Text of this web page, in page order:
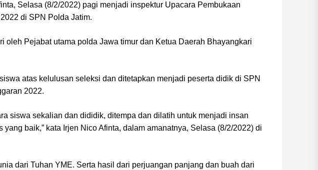
Selasa (8/2/2022) pagi menjadi inspektur Upacara Pembukaan
di SPN Polda Jatim.
Pejabat utama polda Jawa timur dan Ketua Daerah Bhayangkari
atas kelulusan seleksi dan ditetapkan menjadi peserta didik di SPN
2022.
siswa sekalian dan dididik, ditempa dan dilatih untuk menjadi insan
baik,” kata Irjen Nico Afinta, dalam amanatnya, Selasa (8/2/2022) di
dari Tuhan YME. Serta hasil dari perjuangan panjang dan buah dari